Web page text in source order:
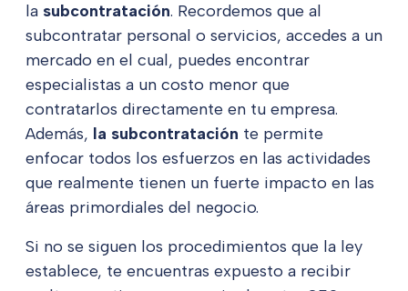
la subcontratación. Recordemos que al
subcontratar personal o servicios, accedes a un
mercado en el cual, puedes encontrar
especialistas a un costo menor que
contratarlos directamente en tu empresa.
Además, la subcontratación te permite
enfocar todos los esfuerzos en las actividades
que realmente tienen un fuerte impacto en las
áreas primordiales del negocio.
Si no se siguen los procedimientos que la ley
establece, te encuentras expuesto a recibir